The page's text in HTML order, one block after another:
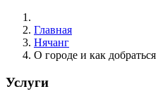
Главная
Нячанг
О городе и как добраться
Услуги